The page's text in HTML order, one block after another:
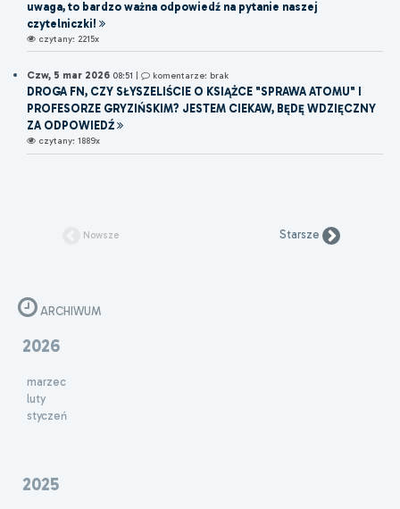
uwaga, to bardzo ważna odpowiedź na pytanie naszej
czytelniczki!
czytany: 2215x
Czw, 5 mar 2026 08:51 komentarze: brak
DROGA FN, CZY SŁYSZELIŚCIE O KSIĄŻCE "SPRAWA ATOMU" I
PROFESORZE GRYZIŃSKIM? JESTEM CIEKAW, BĘDĘ WDZIĘCZNY
ZA ODPOWIEDŹ
czytany: 1889x
Nowsze Starsze
ARCHIWUM
2026
marzec
luty
styczeń
2025